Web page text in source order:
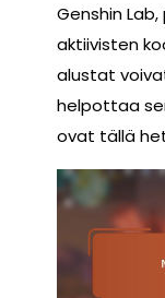
Genshin
aktiivisten
alustat
helpottaa
ovat tällä